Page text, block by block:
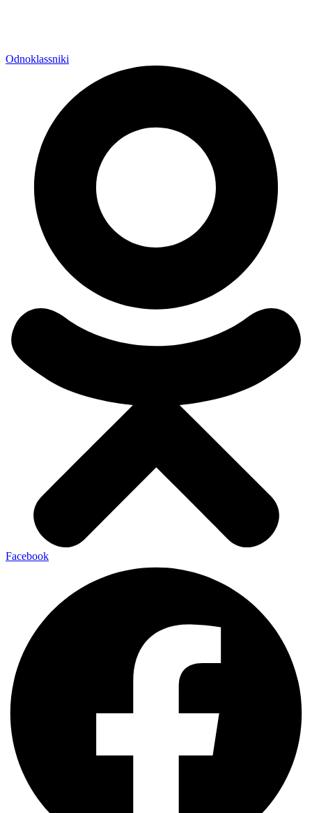
Odnoklassniki
Facebook